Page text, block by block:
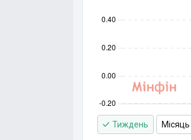
Тиждень Місяць